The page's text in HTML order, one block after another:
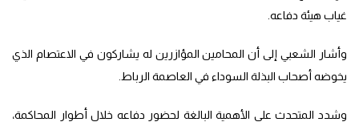
غياب هيئة دفاعه.
وأشار الشعبي إلى أن المحامين المؤازرين له يشاركون في الاعتصام الذي
يخوضه أصحاب البذلة السوداء في العاصمة الرباط.
وشدد المتحدث على الأهمية البالغة لحضور دفاعه خلال أطوار المحاكمة،